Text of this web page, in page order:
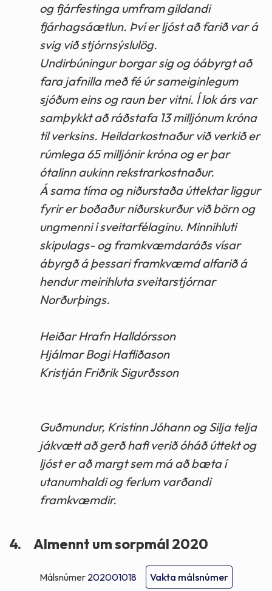
og fjárfestinga umfram gildandi
fjárhagsáætlun. Því er ljóst að farið var á
svig við stjórnsýslulög.
Undirbúningur borgar sig og óábyrgt að
fara jafnilla með fé úr sameiginlegum
sjóðum eins og raun ber vitni. Í lok árs var
samþykkt að ráðstafa 13 milljónum króna
til verksins. Heildarkostnaður við verkið er
rúmlega 65 milljónir króna og er þar
ótalinn aukinn rekstrarkostnaður.
Á sama tíma og niðurstaða úttektar liggur
fyrir er boðaður niðurskurður við börn og
ungmenni í sveitarfélaginu. Minnihluti
skipulags- og framkvæmdaráðs vísar
ábyrgð á þessari framkvæmd alfarið á
hendur meirihluta sveitarstjórnar
Norðurþings.
Heiðar Hrafn Halldórsson
Hjálmar Bogi Hafliðason
Kristján Friðrik Sigurðsson
Guðmundur, Kristinn Jóhann og Silja telja
jákvætt að gerð hafi verið óháð úttekt og
ljóst er að margt sem má að bæta í
utanumhaldi og ferlum varðandi
framkvæmdir.
4. Almennt um sorpmál 2020
Málsnúmer 202001018 Vakta málsnúmer